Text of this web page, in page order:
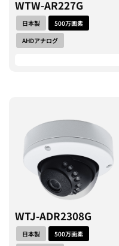
WTW-AR227G
日本製
500万画素
AHDアナログ
WTJ-ADR2308G
日本製
500万画素